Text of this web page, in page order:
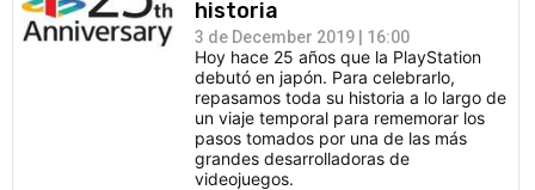
historia
3 de December 2019 | 16:00
Hoy hace 25 años que la PlayStation
debutó en japón. Para celebrarlo,
repasamos toda su historia a lo largo de
un viaje temporal para rememorar los
pasos tomados por una de las más
grandes desarrolladoras de
videojuegos.